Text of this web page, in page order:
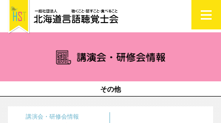
その他
講演会・研修会情報